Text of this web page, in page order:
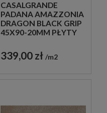
CASALGRANDE
PADANA AMAZZONIA
DRAGON BLACK GRIP
45X90-20MM PŁYTY
IMITUJĄCE KAMIEŃ
339,00 zł m2